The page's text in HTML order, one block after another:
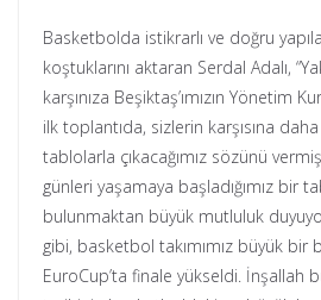
Basketbolda istikrarlı ve doğru
koştuklarını aktaran Serdal Adalı,
karşınıza Beşiktaş’ımızın Yönetim
ilk toplantıda, sizlerin karşısına
tablolarla çıkacağımız sözünü
günleri yaşamaya başladığımız bir
bulunmaktan büyük mutluluk
gibi, basketbol takımımız büyük bir
EuroCup’ta finale yükseldi. İnşallah